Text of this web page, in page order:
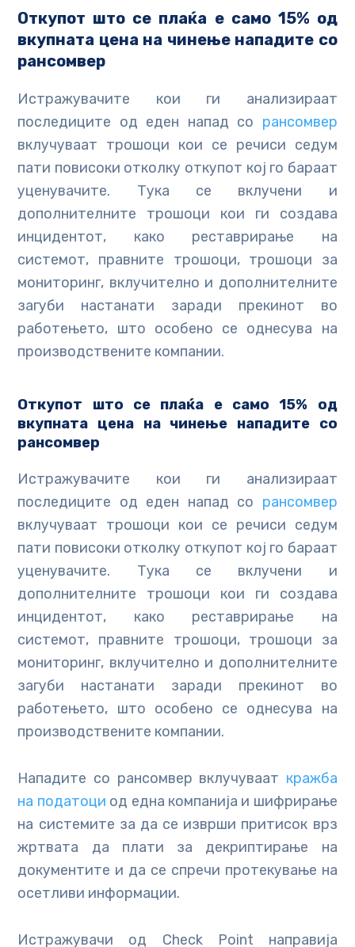
Откупот што се плаќа е само 15% од
вкупната цена на чинење нападите со
рансомвер
Истражувачите кои ги анализираат
последиците од еден напад со рансомвер
вклучуваат трошоци кои се речиси седум
пати повисоки отколку откупот кој го бараат
уценувачите. Тука се вклучени и
дополнителните трошоци кои ги создава
инцидентот, како реставрирање на
системот, правните трошоци, трошоци за
мониторинг, вклучително и дополнителните
загуби настанати заради прекинот во
работењето, што особено се однесува на
производствените компании.
Откупот што се плаќа е само 15% од
вкупната цена на чинење нападите со
рансомвер
Истражувачите кои ги анализираат
последиците од еден напад со рансомвер
вклучуваат трошоци кои се речиси седум
пати повисоки отколку откупот кој го бараат
уценувачите. Тука се вклучени и
дополнителните трошоци кои ги создава
инцидентот, како реставрирање на
системот, правните трошоци, трошоци за
мониторинг, вклучително и дополнителните
загуби настанати заради прекинот во
работењето, што особено се однесува на
производствените компании.
Нападите со рансомвер вклучуваат кражба
на податоци од една компанија и шифрирање
на системите за да се изврши притисок врз
жртвата да плати за декриптирање на
документите и да се спречи протекување на
осетливи информации.
Истражувачи од Check Point направија